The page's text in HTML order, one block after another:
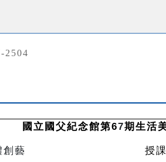
2504
國立國父紀念館第67期生活
與立體創藝 授